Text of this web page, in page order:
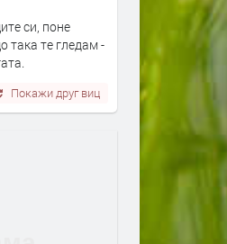
си, поне
така те гледам -
Покажи друг виц